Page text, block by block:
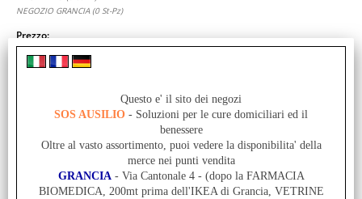
NEGOZIO GRANCIA (0 St-Pz)
Prezzo:
Prodotto acquistabile solo in negozio a GRANCIA
Questo e' il sito dei negozi
SOS AUSILIO - Soluzioni per le cure domiciliari ed il
benessere
Oltre al vasto assortimento, puoi vedere la disponibilita' della
merce nei punti vendita
GRANCIA- Via Cantonale 4 - (dopo la FARMACIA
BIOMEDICA, 200mt prima dell'IKEA di Grancia, VETRINE